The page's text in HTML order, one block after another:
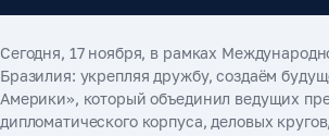
Сегодня, 17 ноября, в рамках
Бразилия: укрепляя дружбу, создаём
Америки», который объединил ведущих
дипломатического корпуса, деловых